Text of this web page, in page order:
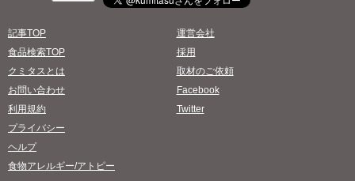
記事TOP
食品検索TOP
クミタスとは
お問い合わせ
利用規約
プライバシー
ヘルプ
食物アレルギー/アトピー
運営会社
採用
取材のご依頼
Facebook
Twitter